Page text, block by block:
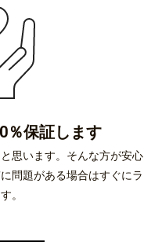
％保証します
思います。そんな方が安心
問題がある場合はすぐにラ
。